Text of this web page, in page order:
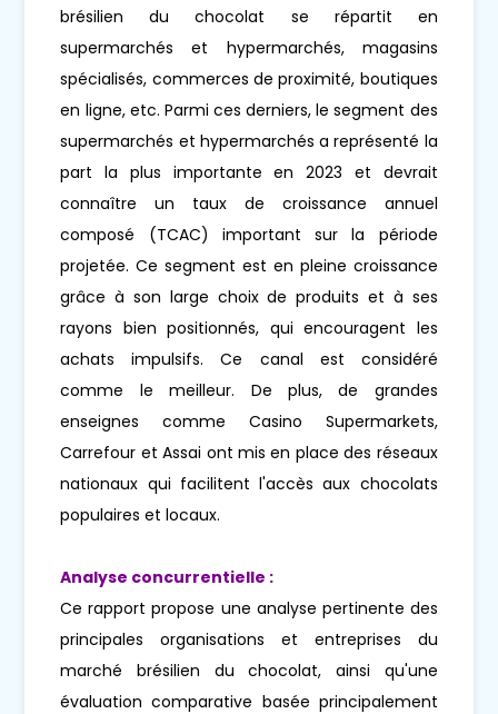
brésilien du chocolat se répartit en
supermarchés et hypermarchés, magasins
spécialisés, commerces de proximité, boutiques
en ligne, etc. Parmi ces derniers, le segment des
supermarchés et hypermarchés a représenté la
part la plus importante en 2023 et devrait
connaître un taux de croissance annuel
composé (TCAC) important sur la période
projetée. Ce segment est en pleine croissance
grâce à son large choix de produits et à ses
rayons bien positionnés, qui encouragent les
achats impulsifs. Ce canal est considéré
comme le meilleur. De plus, de grandes
enseignes comme Casino Supermarkets,
Carrefour et Assai ont mis en place des réseaux
nationaux qui facilitent l'accès aux chocolats
populaires et locaux.
Analyse concurrentielle :
Ce rapport propose une analyse pertinente des
principales organisations et entreprises du
marché brésilien du chocolat, ainsi qu'une
évaluation comparative basée principalement